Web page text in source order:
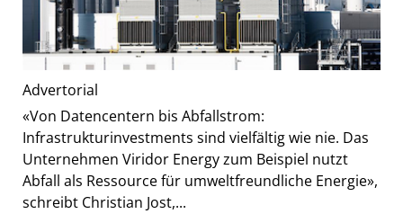
Advertorial
«Von Datencentern bis Abfallstrom:
Infrastrukturinvestments sind vielfältig wie nie. Das
Unternehmen Viridor Energy zum Beispiel nutzt
Abfall als Ressource für umweltfreundliche Energie»,
schreibt Christian Jost,...